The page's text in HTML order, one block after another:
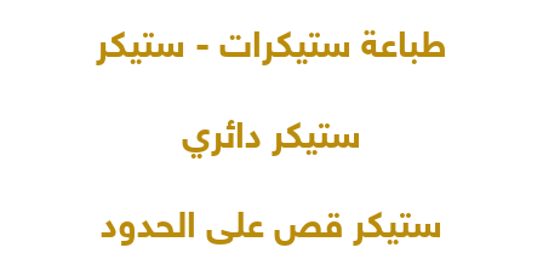
طباعة ستيكرات - ستيكر
ستيكر دائري
ستيكر قص على الحدود